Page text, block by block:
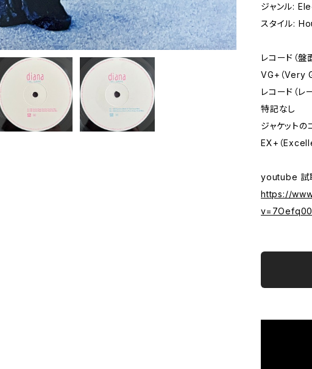
ジャンル:
スタイル:
レコード（盤
VG+（Very
レコード（レ
特記なし
ジャケットの
EX+（
youtube 試
https://